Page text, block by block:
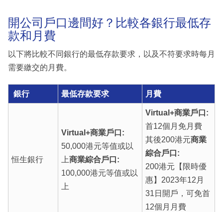
開公司戶口邊間好？比較各銀行最低存
款和月費
以下將比較不同銀行的最低存款要求，以及不符要求時每月
需要繳交的月費。
銀行 最低存款要求 月費
恒生銀行
Virtual+商業戶口:
50,000港元等值或以
上商業綜合戶口:
100,000港元等值或以
上
Virtual+商業戶口:
首12個月免月費
其後200港元商業
綜合戶口:
200港元【限時優
惠】2023年12月
31日開戶，可免首
12個月月費